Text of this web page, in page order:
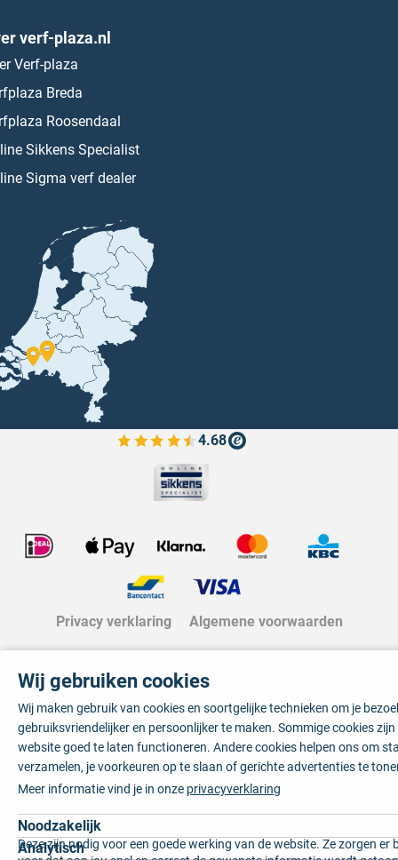
verf-plaza.nl
Verf-plaza
Breda
Roosendaal
Sikkens Specialist
Sigma verf dealer
4.68
Bekijk de verfplaza beoordelingen
Privacy verklaring Algemene voorwaarden
Wij gebruiken cookies
Wij maken gebruik van cookies en soortgelijke technieken om je
gebruiksvriendelijker en persoonlijker te maken. Sommige cookies
website goed te laten functioneren. Andere cookies helpen ons om
verzamelen, je voorkeuren op te slaan of gerichte advertenties te
Meer informatie vind je in onze privacyverklaring
Noodzakelijk
Deze zijn nodig voor een goede werking van de website. Ze zorgen er
Analytisch